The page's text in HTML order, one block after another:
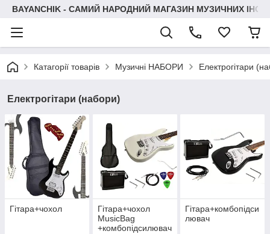
BAYANCHIK - САМИЙ НАРОДНИЙ МАГАЗИН МУЗИЧНИХ
Катагорії товарів Музичні НАБОРИ Електрогітари
Електрогітари (набори)
Гітара+чохол
Гітара+чохол
MusicBag
+комбопідсилювач
Гітара+комбопідси
лювач